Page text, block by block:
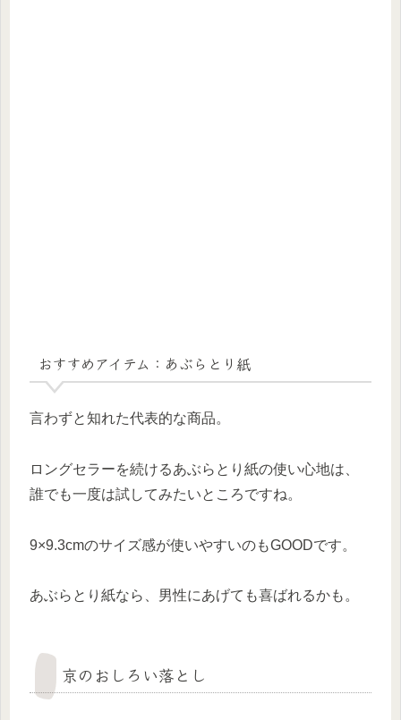
おすすめアイテム：あぶらとり紙
言わずと知れた代表的な商品。
ロングセラーを続けるあぶらとり紙の使い心地は、
誰でも一度は試してみたいところですね。
9×9.3cmのサイズ感が使いやすいのもGOODです。
あぶらとり紙なら、男性にあげても喜ばれるかも。
京のおしろい落とし